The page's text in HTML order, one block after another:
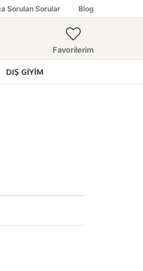
Sorulan Sorular Blog
Favorilerim
DIŞ GIYIM